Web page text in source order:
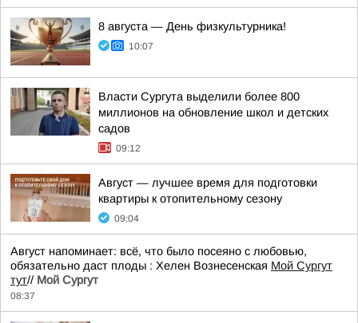
8 августа — День физкультурника!
10:07
Власти Сургута выделили более 800
миллионов на обновление школ и детских
садов
09:12
Август — лучшее время для подготовки
квартиры к отопительному сезону
09:04
Август напоминает: всё, что было посеяно с любовью,
обязательно даст плоды : Хелен Вознесенская Мой Сургут
тут// Мой Сургут
08:37